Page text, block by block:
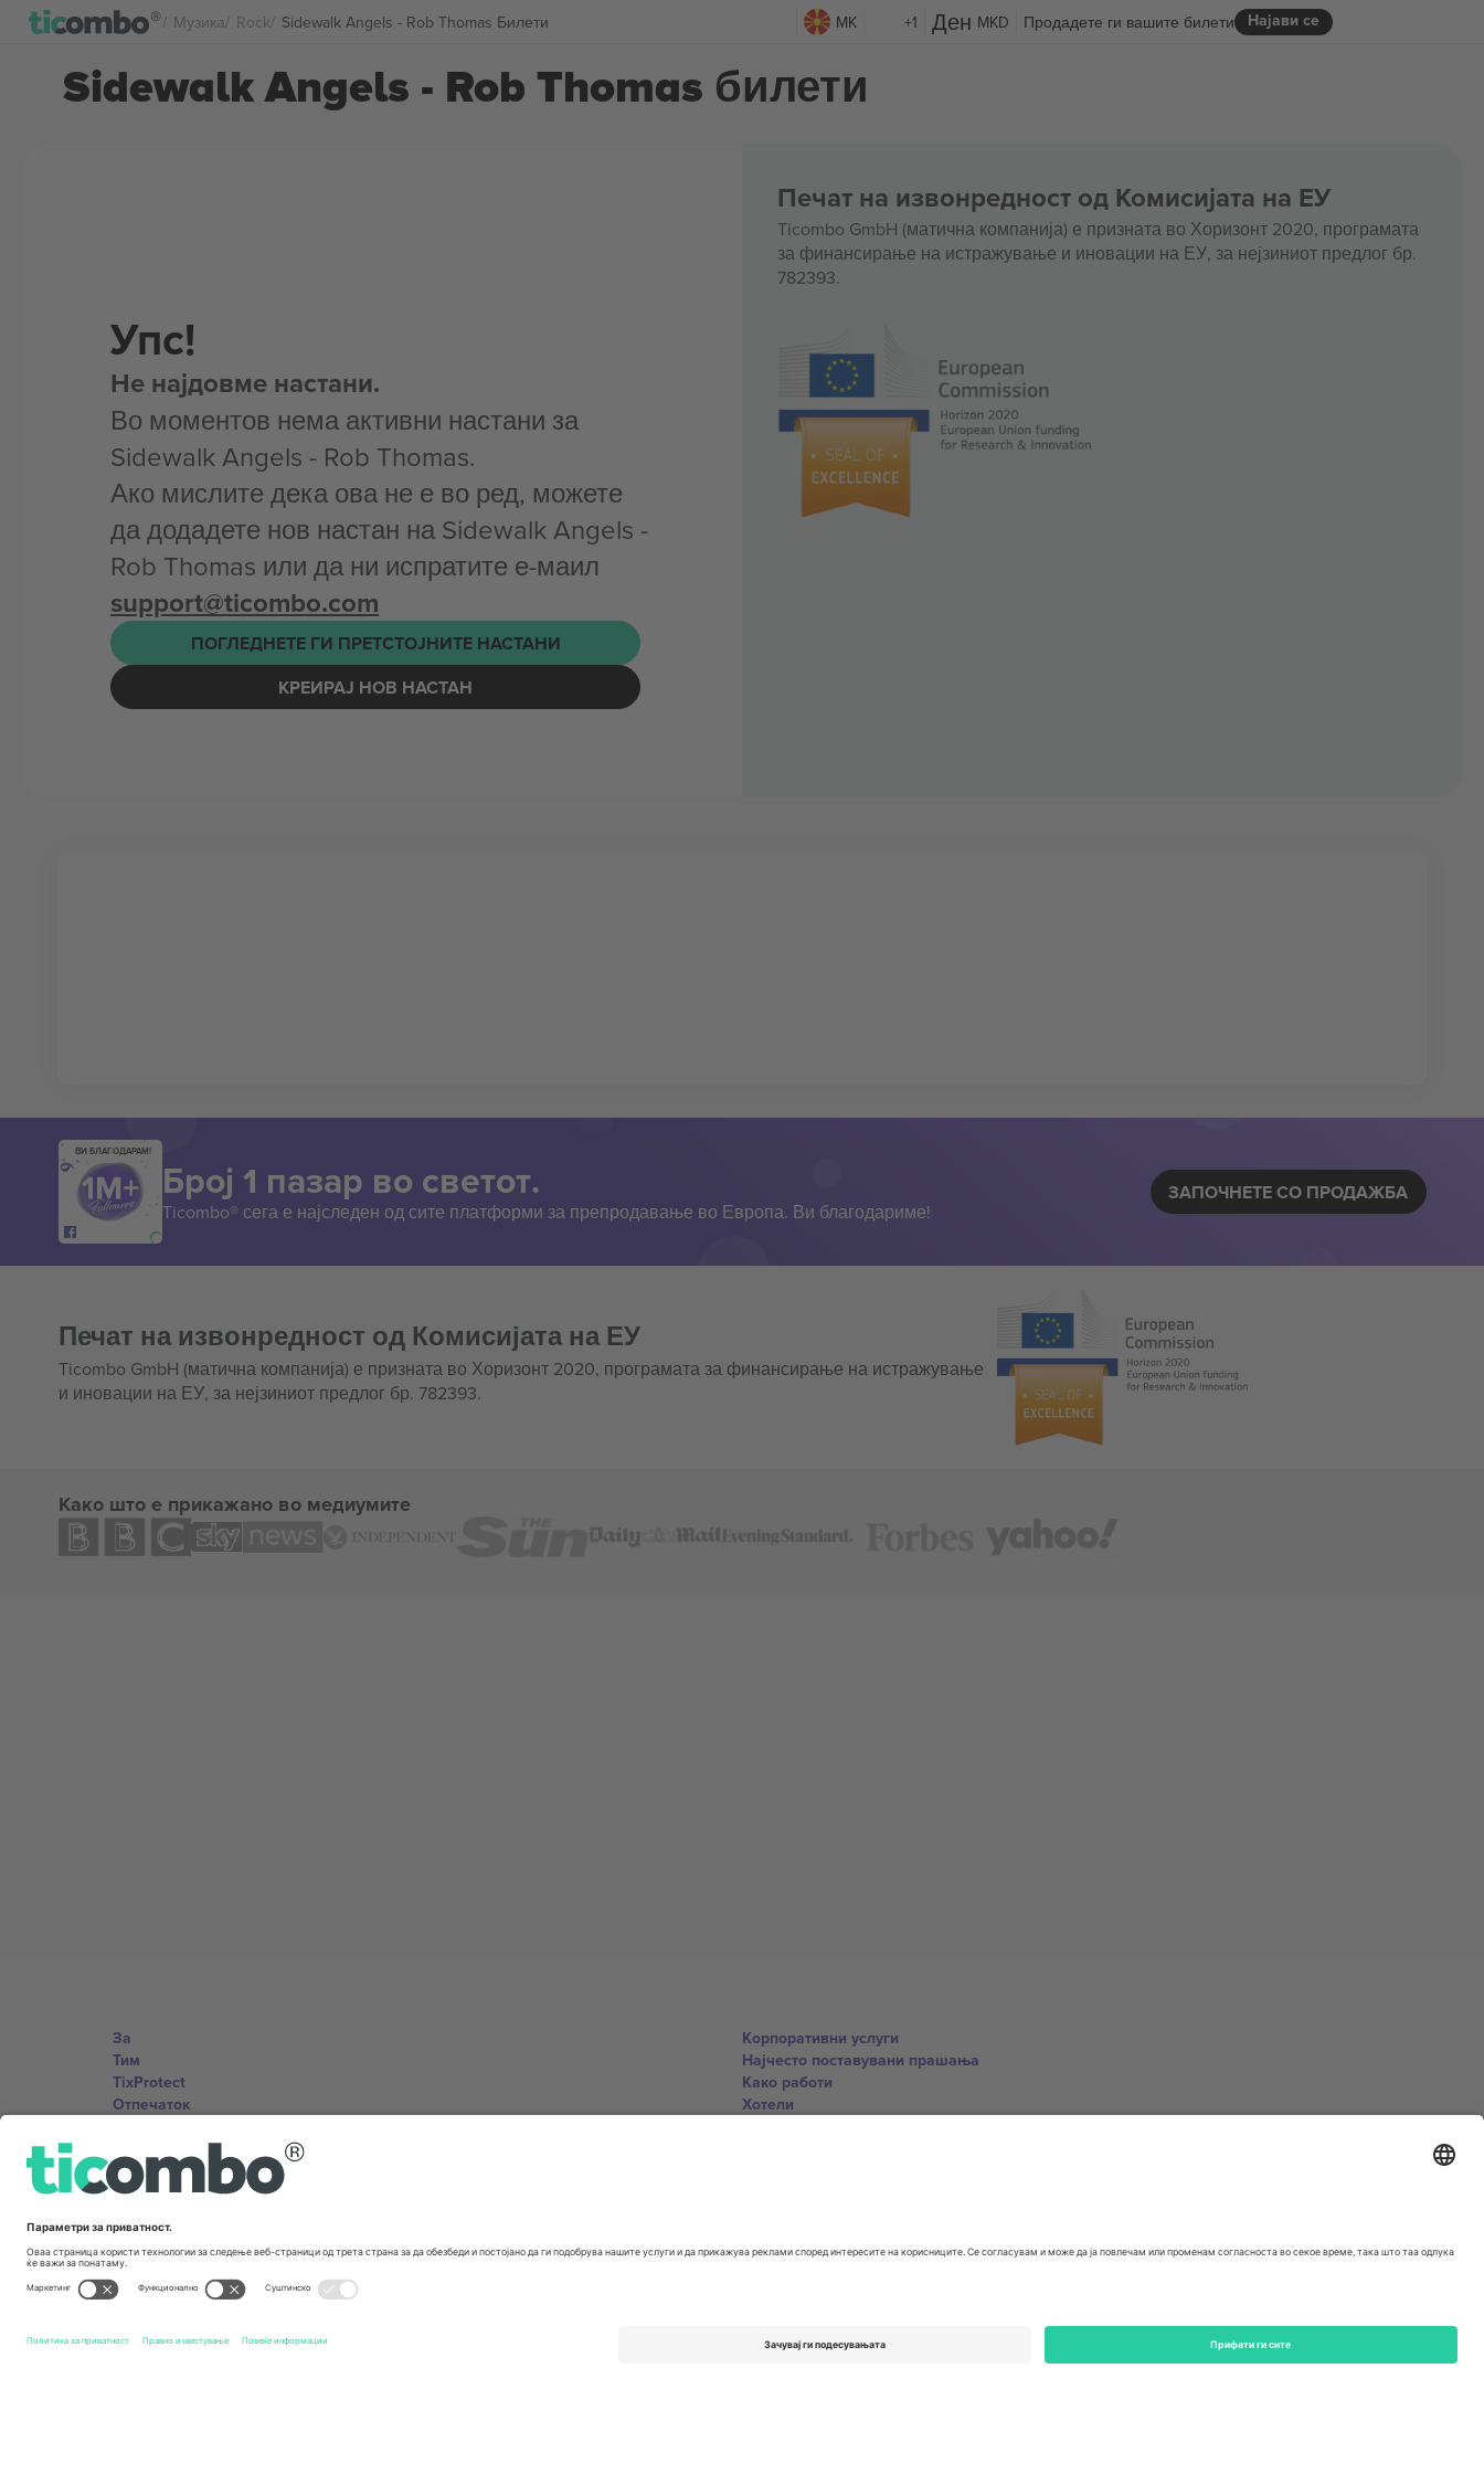
Музика Rock Sidewalk Angels - Rob Thomas Билети MK +1 MKD Најави се
Продадете ги вашите билети
Sidewalk Angels - Rob Thomas билети
Упс!
Не најдовме настани.
Во моментов нема активни настани за
Sidewalk Angels - Rob Thomas.
Ако мислите дека ова не е во ред, можете
да додадете нов настан на Sidewalk Angels -
Rob Thomas или да ни испратите е-маил
support@ticombo.com
ПОГЛЕДНЕТЕ ГИ ПРЕТСТОЈНИТЕ НАСТАНИ
КРЕИРАЈ НОВ НАСТАН
Печат на извонредност од Комисијата на ЕУ
Ticombo GmbH (матична компанија) е призната во Хоризонт 2020, програмата
за финансирање на истражување и иновации на ЕУ, за нејзиниот предлог бр.
782393.
ВИ БЛАГОДАРАМ!
Број 1 пазар во светот.
Ticombo® сега е најследен од сите платформи за препродавање во Европа. Ви благодариме!
ЗАПОЧНЕТЕ СО ПРОДАЖБА
Печат на извонредност од Комисијата на ЕУ
Ticombo GmbH (матична компанија) е призната во Хоризонт 2020, програмата за финансирање на истражување
и иновации на ЕУ, за нејзиниот предлог бр. 782393.
Како што е прикажано во медиумите
За
Тим
TixProtect
Отпечаток
Придружна програма
Корпоративни услуги
Најчесто поставувани прашања
Како работи
Хотели